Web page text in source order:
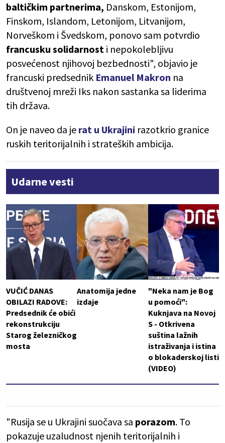
baltičkim partnerima, Danskom, Estonijom,
Finskom, Islandom, Letonijom, Litvanijom,
Norveškom i Švedskom, ponovo sam potvrdio
francusku solidarnost i nepokolebljivu
posvećenost njihovoj bezbednosti", objavio je
francuski predsednik Emanuel Makron na
društvenoj mreži Iks nakon sastanka sa liderima
tih država.
On je naveo da je rat u Ukrajini razotkrio granice
ruskih teritorijalnih i strateških ambicija.
Udarne vesti
VUČIĆ DANAS
OBILAZI RADOVE:
Predsednik će obići
rekonstrukciju
Starog železničkog
mosta
Anatomija jedne
izdaje
"Neka nam je Bog
u pomoći":
Kuknjava na Novoj
S - Otkrivena
suština lažnih
istraživanja i istina
o blokaderskoj listi
(VIDEO)
"Rusija se u Ukrajini suočava sa porazom. To
pokazuje uzaludnost njenih teritorijalnih i